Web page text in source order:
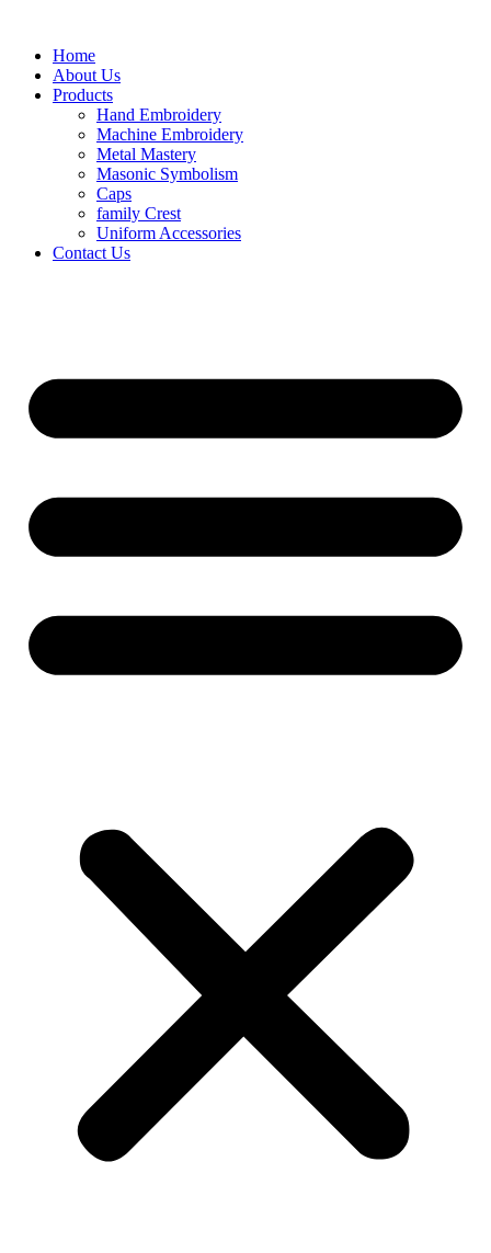
contentHome
About Us
Products
Hand Embroidery
Machine Embroidery
Metal Mastery
Masonic Symbolism
Caps
family Crest
Uniform Accessories
Contact Us